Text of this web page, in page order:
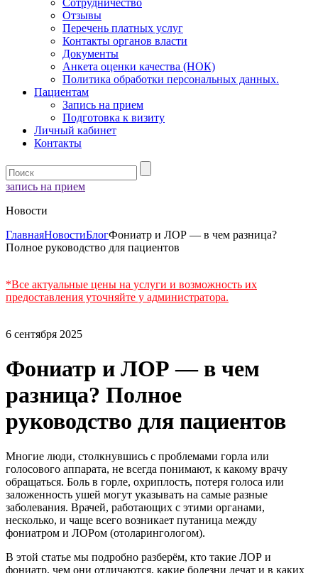
Сотрудничество
Отзывы
Перечень платных услуг
Контакты органов власти
Документы
Анкета оценки качества (НОК)
Политика обработки персональных данных.
Пациентам
Запись на прием
Подготовка к визиту
Личный кабинет
Контакты
запись на прием
Новости
ГлавнаяНовостиБлогФониатр и ЛОР — в чем разница?
Полное руководство для пациентов
*Все актуальные цены на услуги и возможность их
предоставления уточняйте у администратора.
6 сентября 2025
Фониатр и ЛОР — в чем
разница? Полное
руководство для пациентов
Многие люди, столкнувшись с проблемами горла или
голосового аппарата, не всегда понимают, к какому врачу
обращаться. Боль в горле, охриплость, потеря голоса или
заложенность ушей могут указывать на самые разные
заболевания. Врачей, работающих с этими органами,
несколько, и чаще всего возникает путаница между
фониатром и ЛОРом (отоларингологом).
В этой статье мы подробно разберём, кто такие ЛОР и
фониатр, чем они отличаются, какие болезни лечат и в каких